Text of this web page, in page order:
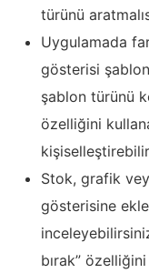
türünü
Uygulamada
gösterisi
şablon türünü
özelliğini
Stok, grafik
gösterisine
bırak”